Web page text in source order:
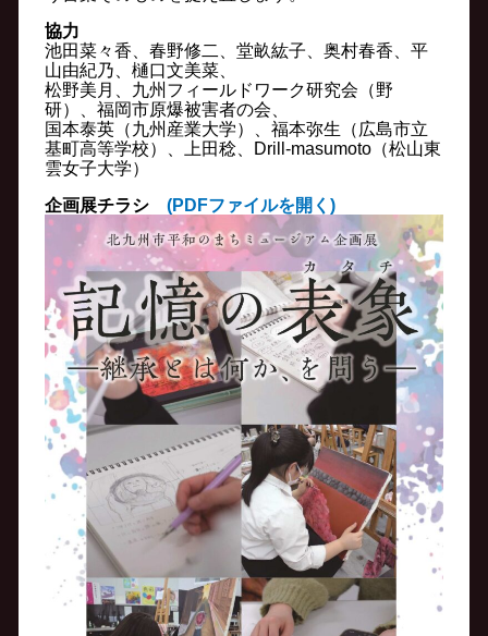
協力
池田菜々香、春野修二、堂畝紘子、奥村春香、平
山由紀乃、樋口文美菜、
松野美月、九州フィールドワーク研究会（野
研）、福岡市原爆被害者の会、
国本泰英（九州産業大学）、福本弥生（広島市立
基町高等学校）、上田稔、Drill-masumoto（松山東
雲女子大学）
企画展チラシ (PDFファイルを開く)